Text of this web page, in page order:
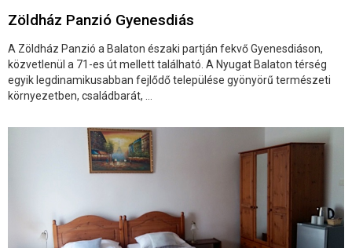
Zöldház Panzió Gyenesdiás
A Zöldház Panzió a Balaton északi partján fekvő Gyenesdiáson,
közvetlenül a 71-es út mellett található. A Nyugat Balaton térség
egyik legdinamikusabban fejlődő települése gyönyörű természeti
környezetben, családbarát, ...